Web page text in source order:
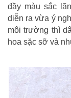
đầy màu sắc
diễn ra vừa ý
môi trường thì
hoa sặc sỡ và